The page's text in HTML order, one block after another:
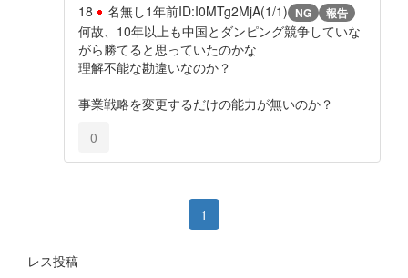
18 名無し1年前ID:I0MTg2MjA(1/1) NG 報告
何故、10年以上も中国とダンピング競争していな
がら勝てると思っていたのかな
理解不能な勘違いなのか？
事業戦略を変更するだけの能力が無いのか？
0
1
レス投稿